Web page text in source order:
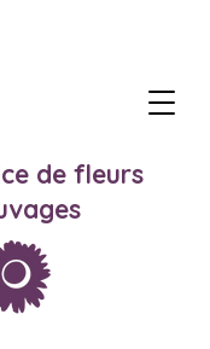
de fleurs